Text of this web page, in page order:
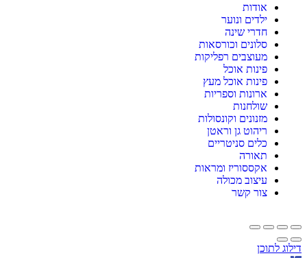
אודות
ילדים ונוער
חדרי שינה
סלונים וכורסאות
מעוצבים רפליקות
פינות אוכל
פינות אוכל מעץ
ארונות וספריות
שולחנות
מזנונים וקונסולות
ריהוט גן וראטן
כלים סניטריים
תאורה
אקססוריז ומראות
עיצוב מכולה
צור קשר
דילוג לתוכן